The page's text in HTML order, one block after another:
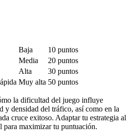
Baja
10 puntos
Media
20 puntos
Alta
30 puntos
Muy alta 50 puntos
la dificultad del juego influye
y densidad del tráfico, así como en la
cruce exitoso. Adaptar tu estrategia al
maximizar tu puntuación.